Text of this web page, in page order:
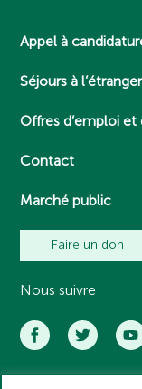
Appel à
Séjours à l’étranger
Offres d’emploi et
Contact
Marché public
Faire un don
Nous suivre